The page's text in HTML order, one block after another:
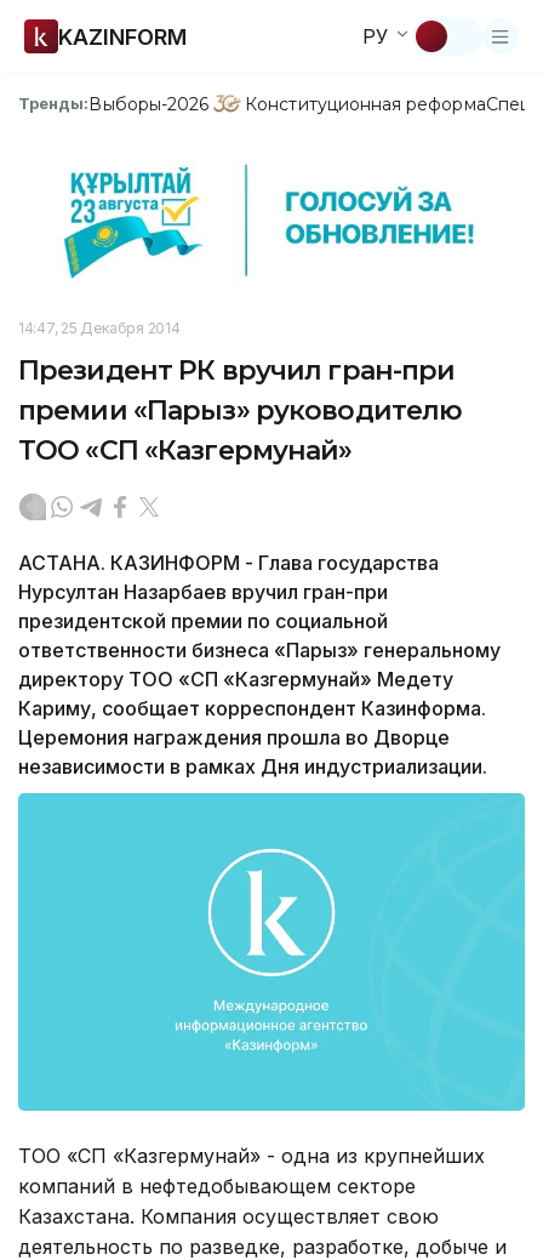
KAZINFORM РУ
Тренды:Выборы-2026 Конституционная реформа
14:47, 25 Декабря 2014
Президент РК вручил гран-при
премии «Парыз» руководителю
ТОО «СП «Казгермунай»
АСТАНА. КАЗИНФОРМ - Глава государства
Нурсултан Назарбаев вручил гран-при
президентской премии по социальной
ответственности бизнеса «Парыз» генеральному
директору ТОО «СП «Казгермунай» Медету
Кариму, сообщает корреспондент Казинформа.
Церемония награждения прошла во Дворце
независимости в рамках Дня индустриализации.
ТОО «СП «Казгермунай» - одна из крупнейших
компаний в нефтедобывающем секторе
Казахстана. Компания осуществляет свою
деятельность по разведке, разработке, добыче и